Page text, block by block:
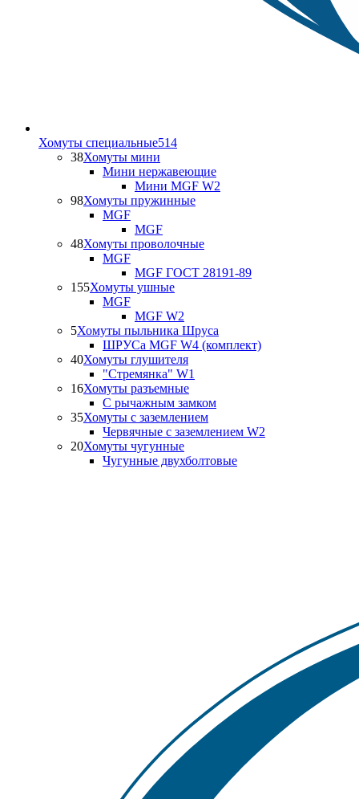
Хомуты специальные514
38Хомуты мини
Мини нержавеющие
Мини MGF W2
98Хомуты пружинные
MGF
MGF
48Хомуты проволочные
MGF
MGF ГОСТ 28191-89
155Хомуты ушные
MGF
MGF W2
5Хомуты пыльника Шруса
ШРУСа MGF W4 (комплект)
40Хомуты глушителя
"Стремянка" W1
16Хомуты разъемные
С рычажным замком
35Хомуты с заземлением
Червячные с заземлением W2
20Хомуты чугунные
Чугунные двухболтовые